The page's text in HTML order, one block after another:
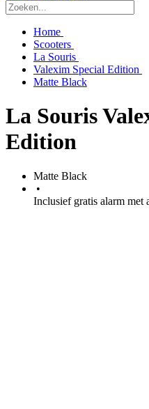
Home
Scooters
La Souris
Valexim Special Edition
Matte Black
La Souris
Edition
Matte Black
•
Inclusief gratis alarm met